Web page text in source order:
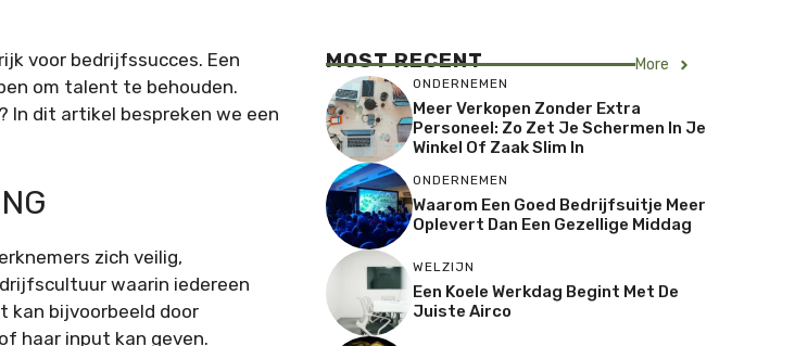
voor bedrijfssucces. Een
om talent te behouden.
In dit artikel bespreken we een
zich veilig,
waarin iedereen
kan bijvoorbeeld door
haar input kan geven.
MOST RECENT More
ONDERNEMEN
Meer Verkopen Zonder Extra
Personeel: Zo Zet Je Schermen In Je
Winkel Of Zaak Slim In
ONDERNEMEN
Waarom Een Goed Bedrijfsuitje Meer
Oplevert Dan Een Gezellige Middag
WELZIJN
Een Koele Werkdag Begint Met De
Juiste Airco